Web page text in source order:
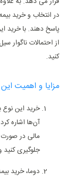
در انتخاب و خرید
پاسخ دهند. با خرید
از احتمالات ناگوار
کنید.
مزایا و اهمیت این
خرید این نوع
آن‌ها اشاره
مالی در
جلوگیری
دوما، خرید